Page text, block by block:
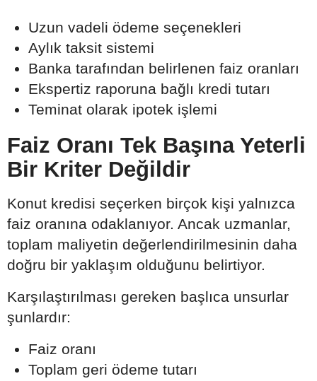
Uzun vadeli ödeme seçenekleri
Aylık taksit sistemi
Banka tarafından belirlenen faiz oranları
Ekspertiz raporuna bağlı kredi tutarı
Teminat olarak ipotek işlemi
Faiz Oranı Tek Başına Yeterli
Bir Kriter Değildir
Konut kredisi seçerken birçok kişi yalnızca
faiz oranına odaklanıyor. Ancak uzmanlar,
toplam maliyetin değerlendirilmesinin daha
doğru bir yaklaşım olduğunu belirtiyor.
Karşılaştırılması gereken başlıca unsurlar
şunlardır:
Faiz oranı
Toplam geri ödeme tutarı